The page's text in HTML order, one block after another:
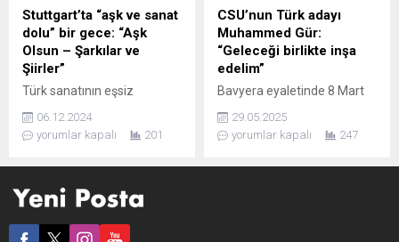
yardımcı olabileceğini
belirtiyor. Teknolojik
gelişmelerle birlikte elektrikli
otomobillerin sayısı hızla
artarken, yeni tip
koronavirüs (Covid-19)
salgınının neden olduğu
zorluklar ve iklim...
geçen sezon 364,7 milyon
avro gelir elde ettiği ancak
Serie A’da şampiyon da
olmasına rağmen,
Stuttgart’ta “aşk ve sanat
dolu” bir gece: “Aşk
Olsun – Şarkılar ve
Şiirler”
Türk sanatının eşsiz
melodileri ve şiirsel
dokunuşları, Stuttgart’ta
düzenlenecek olan “Aşk
buluşuyor. Tiyatro
gerçekleşecek bu özel
06.12.2024
yorumlar kapalı
201
CSU’nun Türk adayı
Muhammed Gür:
“Geleceği birlikte inşa
edelim”
Bavyera eyaletinde 8 Mart
2026’da gerçekleşecek yerel
seçimler heyecanla
bekleniyor. Hıristiyan Sosyal
29.05.2025
yorumlar kapalı
247